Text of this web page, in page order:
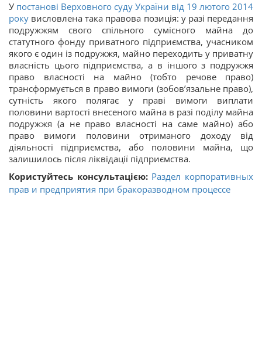
У постанові Верховного суду України від 19 лютого 2014
року висловлена така правова позиція: у разі передання
подружжям свого спільного сумісного майна до
статутного фонду приватного підприємства, учасником
якого є один із подружжя, майно переходить у приватну
власність цього підприємства, а в іншого з подружжя
право власності на майно (тобто речове право)
трансформується в право вимоги (зобов’язальне право),
сутність якого полягає у праві вимоги виплати
половини вартості внесеного майна в разі поділу майна
подружжя (а не право власності на саме майно) або
право вимоги половини отриманого доходу від
діяльності підприємства, або половини майна, що
залишилось після ліквідації підприємства.
Користуйтесь консультацією: Раздел корпоративных
прав и предприятия при бракоразводном процессе